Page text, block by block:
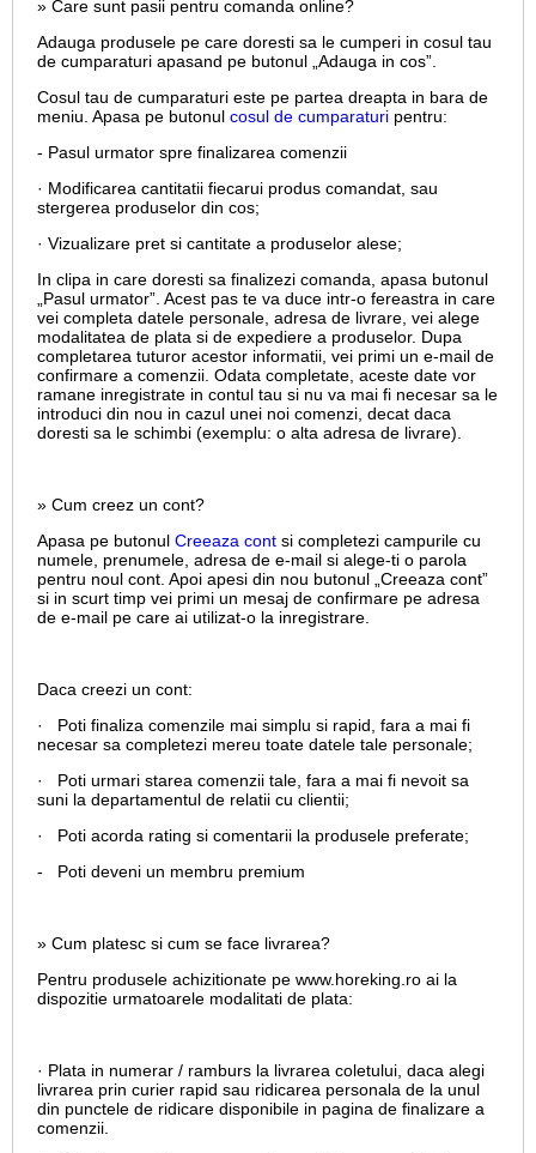
» Care sunt pasii pentru comanda online?
Adauga produsele pe care doresti sa le cumperi in cosul tau
de cumparaturi apasand pe butonul „Adauga in cos”.
Cosul tau de cumparaturi este pe partea dreapta in bara de
meniu. Apasa pe butonul cosul de cumparaturi pentru:
- Pasul urmator spre finalizarea comenzii
· Modificarea cantitatii fiecarui produs comandat, sau
stergerea produselor din cos;
· Vizualizare pret si cantitate a produselor alese;
In clipa in care doresti sa finalizezi comanda, apasa butonul
„Pasul urmator”. Acest pas te va duce intr-o fereastra in care
vei completa datele personale, adresa de livrare, vei alege
modalitatea de plata si de expediere a produselor. Dupa
completarea tuturor acestor informatii, vei primi un e-mail de
confirmare a comenzii. Odata completate, aceste date vor
ramane inregistrate in contul tau si nu va mai fi necesar sa le
introduci din nou in cazul unei noi comenzi, decat daca
doresti sa le schimbi (exemplu: o alta adresa de livrare).
» Cum creez un cont?
Apasa pe butonul Creeaza cont si completezi campurile cu
numele, prenumele, adresa de e-mail si alege-ti o parola
pentru noul cont. Apoi apesi din nou butonul „Creeaza cont”
si in scurt timp vei primi un mesaj de confirmare pe adresa
de e-mail pe care ai utilizat-o la inregistrare.
Daca creezi un cont:
· Poti finaliza comenzile mai simplu si rapid, fara a mai fi
necesar sa completezi mereu toate datele tale personale;
· Poti urmari starea comenzii tale, fara a mai fi nevoit sa
suni la departamentul de relatii cu clientii;
· Poti acorda rating si comentarii la produsele preferate;
- Poti deveni un membru premium
» Cum platesc si cum se face livrarea?
Pentru produsele achizitionate pe www.horeking.ro ai la
dispozitie urmatoarele modalitati de plata:
· Plata in numerar / ramburs la livrarea coletului, daca alegi
livrarea prin curier rapid sau ridicarea personala de la unul
din punctele de ridicare disponibile in pagina de finalizare a
comenzii.